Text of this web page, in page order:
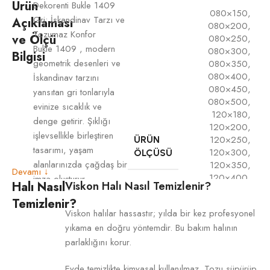
Ürün
Açıklaması
ve Ölçü
Bilgisi
Dekorenti Bukle 1409
Gri: İskandinav Tarzı ve
Tozumaz Konfor
Bukle 1409 , modern
geometrik desenleri ve
İskandinav tarzını
yansıtan gri tonlarıyla
evinize sıcaklık ve
denge getirir. Şıklığı
işlevsellikle birleştiren
tasarımı, yaşam
alanlarınızda çağdaş bir
imza oluşturur.
Tozumaz Polip İplik:
Toz tutmayan özel
yapısı sayesinde hem
hijyenik hem de
zahmetsiz bir kullanım
ÜRÜN
ÖLÇÜSÜ
080×150,
080×200,
080×250,
080×300,
080×350,
080×400,
080×450,
080×500,
120×180,
120×200,
120×250,
120×300,
120×350,
120×400
120×450
160×200,
160×230
200×250,
Devamı ↓
Halı Nasıl
Temizlenir?
Viskon Halı Nasıl Temizlenir?
Viskon halılar hassastır; yılda bir kez profesyonel
yıkama en doğru yöntemdir. Bu bakım halının
parlaklığını korur.